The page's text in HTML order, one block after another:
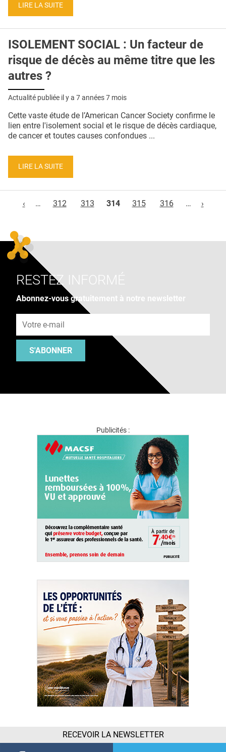
LIRE LA SUITE
ISOLEMENT SOCIAL : Un facteur de
risque de décès au même titre que les
autres ?
Actualité publiée il y a 7 années 7 mois
Cette vaste étude de l’American Cancer Society confirme le
lien entre l'isolement social et le risque de décès cardiaque,
de cancer et toutes causes confondues ...
LIRE LA SUITE
‹
… 312 313 314 315 316 … ›
RESTEZ INFORMÉ
Abonnez-vous gratuitement à notre newsletter
S'ABONNER
Publicités :
RECEVOIR LA NEWSLETTER